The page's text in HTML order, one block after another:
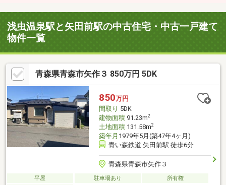
浅虫温泉駅と矢田前駅の中古住宅・中古一戸建て
物件一覧
青森県青森市矢作３ 850万円 5DK
850万円
間取り 5DK
建物面積91.23m2
土地面積131.58m2
築年月 1979年5月(築47年4ヶ月)
青い森鉄道 矢田前駅 徒歩6分
青森県青森市矢作３
平屋 駐車場あり 所有権